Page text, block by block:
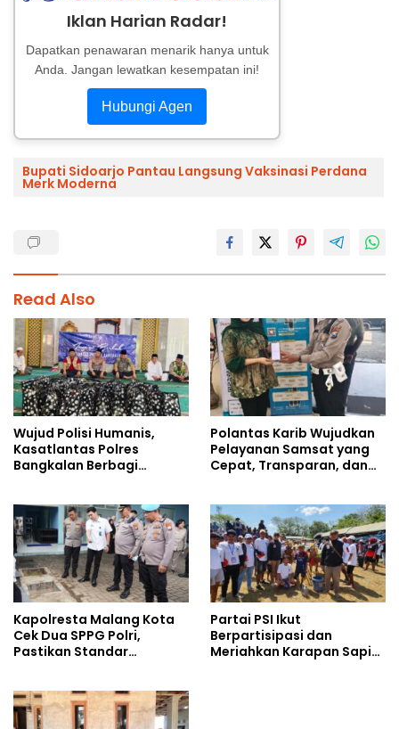
Iklan Harian Radar!
Dapatkan penawaran menarik hanya untuk
Anda. Jangan lewatkan kesempatan ini!
Hubungi Agen
Bupati Sidoarjo Pantau Langsung Vaksinasi Perdana
Merk Moderna
Read Also
Wujud Polisi Humanis,
Kasatlantas Polres
Bangkalan Berbagi
Ahmad Ibrahim
Polantas Karib Wujudkan
Pelayanan Samsat yang
Cepat, Transparan, dan
Kapolresta Malang Kota
Cek Dua SPPG Polri,
Pastikan Standar
Berjalan Optimal
Partai PSI Ikut
Berpartisipasi dan
Meriahkan Karapan Sapi